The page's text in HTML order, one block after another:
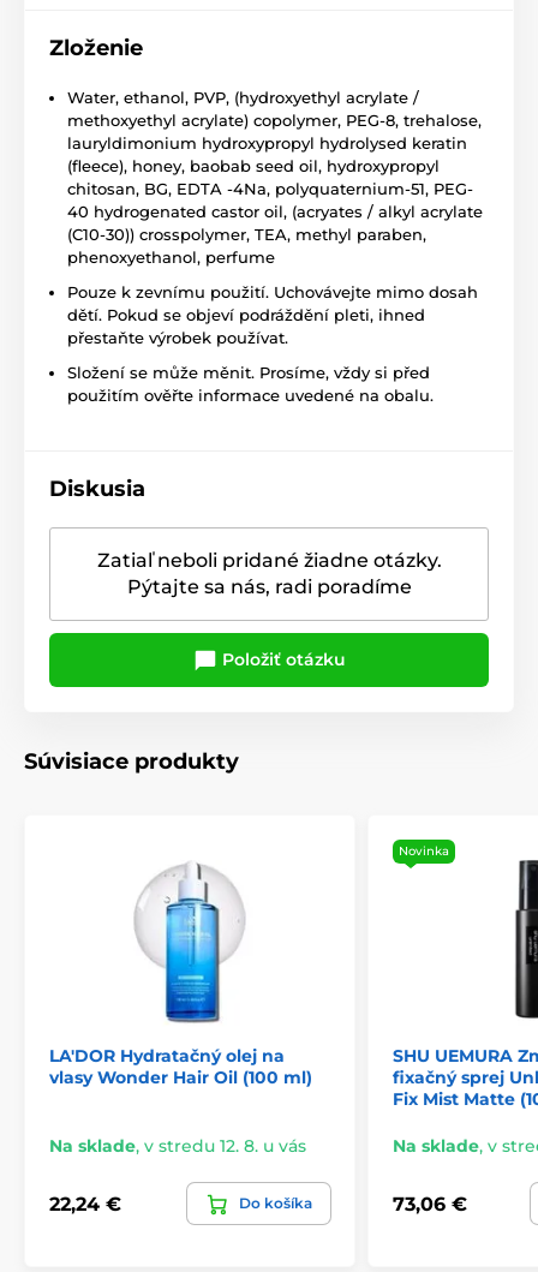
Zloženie
Water, ethanol, PVP, (hydroxyethyl acrylate /
methoxyethyl acrylate) copolymer, PEG-8, trehalose,
lauryldimonium hydroxypropyl hydrolysed keratin
(fleece), honey, baobab seed oil, hydroxypropyl
chitosan, BG, EDTA -4Na, polyquaternium-51, PEG-
40 hydrogenated castor oil, (acryates / alkyl acrylate
(C10-30)) crosspolymer, TEA, methyl paraben,
phenoxyethanol, perfume
Pouze k zevnímu použití. Uchovávejte mimo dosah
dětí. Pokud se objeví podráždění pleti, ihned
přestaňte výrobek používat.
Složení se může měnit. Prosíme, vždy si před
použitím ověřte informace uvedené na obalu.
Diskusia
Zatiaľ neboli pridané žiadne otázky.
Pýtajte sa nás, radi poradíme
Položiť otázku
Súvisiace produkty
LA'DOR Hydratačný olej na
vlasy Wonder Hair Oil (100 ml)
Na sklade, v stredu 12. 8. u vás
22,24 € Do košíka
Novinka
SHU UEMURA
fixačný sprej
Fix Mist Matte
Na sklade, v
73,06 €